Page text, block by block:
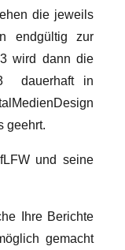
die jeweils
endgültig zur
wird dann die
dauerhaft in
geehrt.
und seine
Ihre Berichte
gemacht